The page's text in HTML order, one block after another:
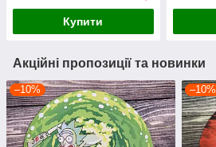
Купити
Акційні пропозиції та новинки
–10% –10%